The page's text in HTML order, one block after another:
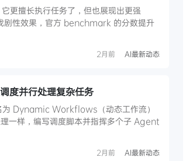
更擅长执行任务了，但也展现出更强
剧性效果，官方 benchmark 的分数提升
2月前 AI最新动态
并行处理复杂任务
Dynamic Workflows（动态工作流）
一样，编写调度脚本并指挥多个子 Agent
2月前 AI最新动态